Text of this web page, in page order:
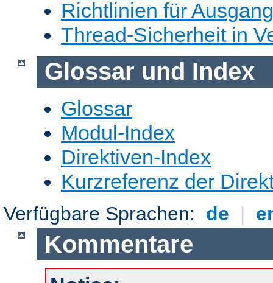
Richtlinien für
Thread-Sicherheit in
Glossar und Index
Glossar
Modul-Index
Direktiven-Index
Kurzreferenz der
Verfügbare Sprachen: de |
Kommentare